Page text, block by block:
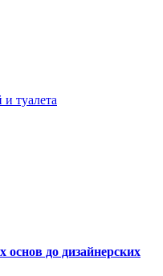
туалета
до дизайнерских